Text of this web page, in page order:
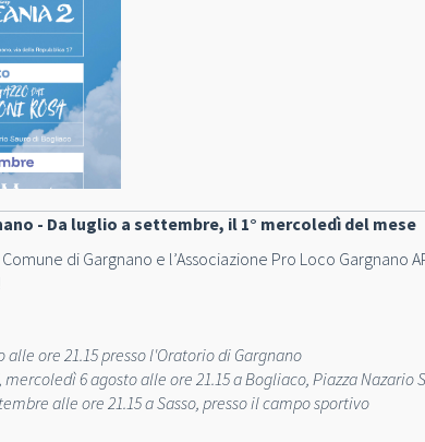
- Da luglio a settembre, il 1° mercoledì del mese
Comune di Gargnano e l’Associazione Pro Loco
ore 21.15 presso l'Oratorio di Gargnano
6 agosto alle ore 21.15 a Bogliaco, Piazza Nazario
alle ore 21.15 a Sasso, presso il campo sportivo